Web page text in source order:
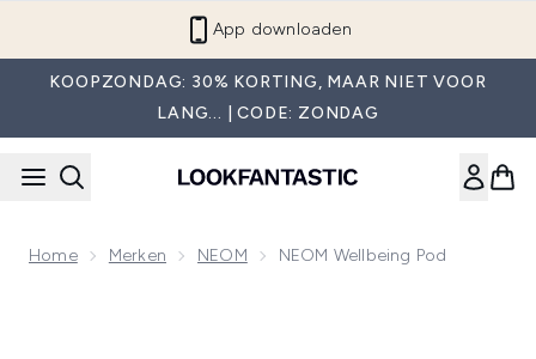
App downloaden
KOOPZONDAG: 30% KORTING, MAAR NIET VOOR
LANG... | CODE: ZONDAG
Home Merken NEOM NEOM Wellbeing Pod